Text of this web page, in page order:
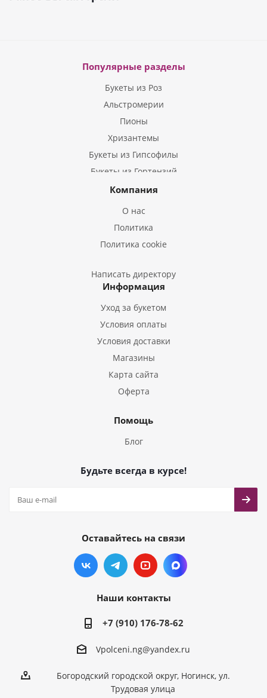
Популярные разделы
Букеты из Роз
Альстромерии
Пионы
Хризантемы
Букеты из Гипсофилы
Букеты из Гортензий
Букеты из Ирисов
Букеты из Эустом
Букеты из Гладиолусов
Букеты из Тюльпанов
Компания
О нас
Политика
Политика cookie
Написать директору
Информация
Уход за букетом
Условия оплаты
Условия доставки
Магазины
Карта сайта
Оферта
Помощь
Блог
Будьте всегда в курсе!
Оставайтесь на связи
Наши контакты
+7 (910) 176-78-62
Vpolceni.ng@yandex.ru
Богородский городской округ, Ногинск, ул.
Трудовая улица